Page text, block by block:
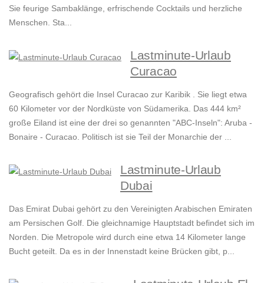
Sie feurige Sambaklänge, erfrischende Cocktails und herzliche
Menschen. Sta...
Lastminute-Urlaub
Curacao
Geografisch gehört die Insel Curacao zur Karibik . Sie liegt etwa
60 Kilometer vor der Nordküste von Südamerika. Das 444 km²
große Eiland ist eine der drei so genannten "ABC-Inseln": Aruba -
Bonaire - Curacao. Politisch ist sie Teil der Monarchie der ...
Lastminute-Urlaub
Dubai
Das Emirat Dubai gehört zu den Vereinigten Arabischen Emiraten
am Persischen Golf. Die gleichnamige Hauptstadt befindet sich im
Norden. Die Metropole wird durch eine etwa 14 Kilometer lange
Bucht geteilt. Da es in der Innenstadt keine Brücken gibt, p...